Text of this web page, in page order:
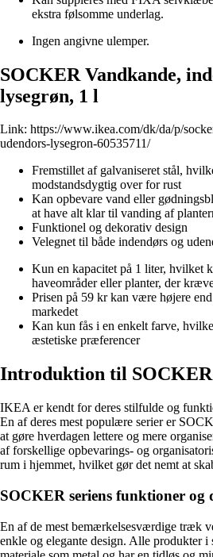
ekstra følsomme underlag.
Ingen angivne ulemper.
SOCKER Vandkande,
lysegrøn, 1 l
Link: https://www.ikea.com/dk/da/p/
udendors-lysegron-60535711/
Fremstillet af galvaniseret stål,
modstandsdygtig over for rust
Kan opbevare vand eller
at have alt klar til vanding af
Funktionel og dekorativ design
Velegnet til både indendørs og
Kun en kapacitet på 1 liter, hvilket
haveområder eller planter, der
Prisen på 59 kr kan være højere
markedet
Kan kun fås i en enkelt farve,
æstetiske præferencer
Introduktion til
IKEA er kendt for deres stilfulde og
En af deres mest populære serier er
at gøre hverdagen lettere og mere
af forskellige opbevarings- og
rum i hjemmet, hvilket gør det nemt at
SOCKER seriens funktioner og
En af de mest bemærkelsesværdige træk
enkle og elegante design. Alle produkter i